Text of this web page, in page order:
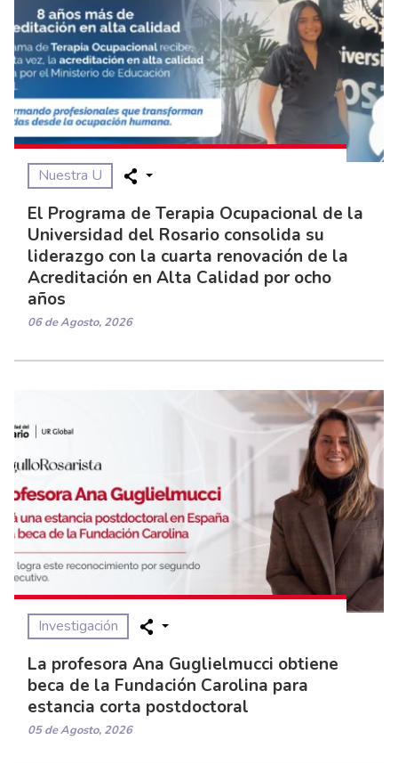
Nuestra U
El Programa de Terapia Ocupacional de la
Universidad del Rosario consolida su
liderazgo con la cuarta renovación de la
Acreditación en Alta Calidad por ocho
años
06 de Agosto, 2026
Investigación
La profesora Ana Guglielmucci obtiene
beca de la Fundación Carolina para
estancia corta postdoctoral
05 de Agosto, 2026